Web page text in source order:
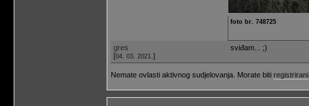
foto br. 748725
gres
[04. 03. 2021. ]
sviđam... ;)
Nemate ovlasti aktivnog sudjelovanja. Morate biti registrirani